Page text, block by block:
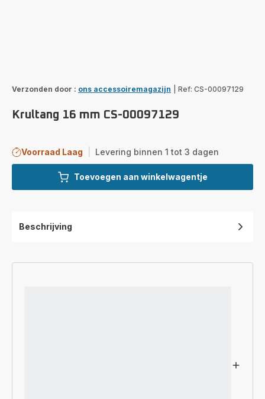
Verzonden door : ons accessoiremagazijn Ref: CS-00097129
Krultang 16 mm CS-00097129
Voorraad Laag Levering binnen 1 tot 3 dagen
Toevoegen aan winkelwagentje
Beschrijving